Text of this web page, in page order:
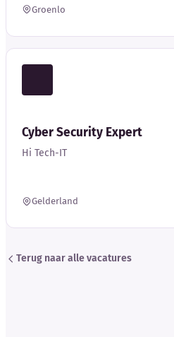
Groenlo
Cyber Security Expert
Hi Tech-IT
Gelderland
Terug naar alle vacatures